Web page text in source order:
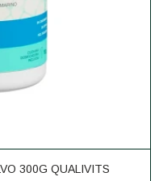
300G QUALIVITS